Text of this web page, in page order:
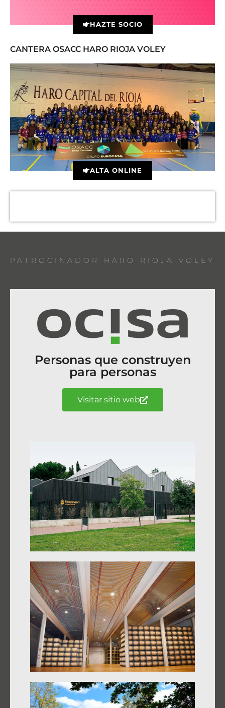
HAZTE SOCIO
CANTERA OSACC HARO RIOJA VOLEY
ALTA ONLINE
PATROCINADOR HARO RIOJA VOLEY
Personas que construyen
para personas
Visitar sitio web